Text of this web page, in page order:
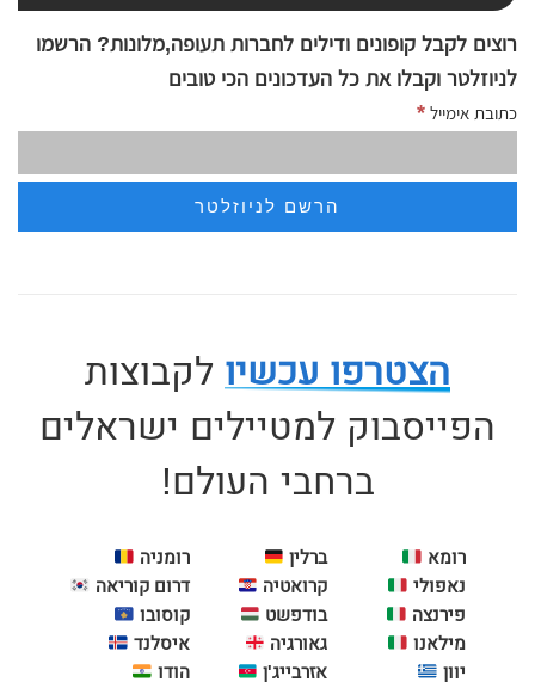
רוצים לקבל קופונים ודילים לחברות תעופה,מלונות? הרשמו
לניוזלטר וקבלו את כל העדכונים הכי טובים
כתובת אימייל *
הצטרפו עכשיו לקבוצות
הפייסבוק למטיילים ישראלים
ברחבי העולם!
רומא
נאפולי
פירנצה
מילאנו
יוון
ברלין
קרואטיה
בודפשט
גאורגיה
אזרבייג'ן
רומניה
דרום קוריאה
קוסובו
איסלנד
הודו